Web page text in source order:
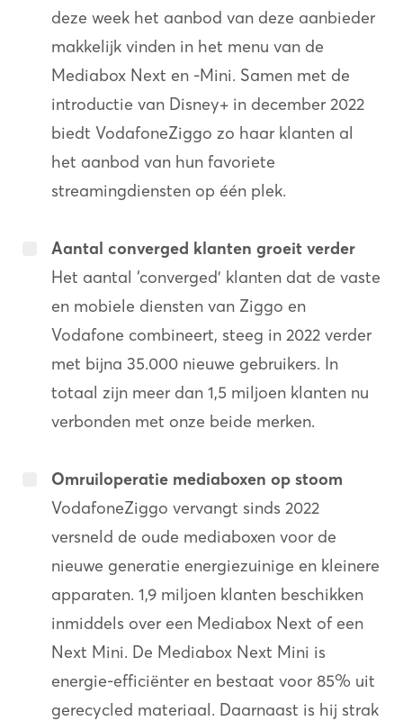
deze week het aanbod van deze aanbieder
makkelijk vinden in het menu van de
Mediabox Next en -Mini. Samen met de
introductie van Disney+ in december 2022
biedt VodafoneZiggo zo haar klanten al
het aanbod van hun favoriete
streamingdiensten op één plek.
Aantal converged klanten groeit verder
Het aantal ‘converged’ klanten dat de vaste
en mobiele diensten van Ziggo en
Vodafone combineert, steeg in 2022 verder
met bijna 35.000 nieuwe gebruikers. In
totaal zijn meer dan 1,5 miljoen klanten nu
verbonden met onze beide merken.
Omruiloperatie mediaboxen op stoom
VodafoneZiggo vervangt sinds 2022
versneld de oude mediaboxen voor de
nieuwe generatie energiezuinige en kleinere
apparaten. 1,9 miljoen klanten beschikken
inmiddels over een Mediabox Next of een
Next Mini. De Mediabox Next Mini is
energie-efficiënter en bestaat voor 85% uit
gerecycled materiaal. Daarnaast is hij strak